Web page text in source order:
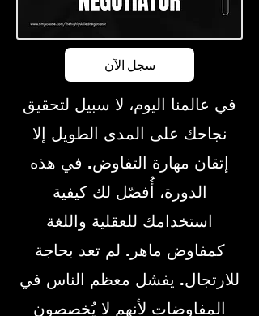
سجل الآن
في عالمنا اليوم، لا سبيل لتحقيق
نجاحك على المدى الطويل إلا
إتقان مهارة التفاوض. في هذه
الدورة، أُفصّل لك كيفية
استخدامك للعقلية واللغة
كمفاوض ماهر. لم تعد بحاجة
للارتجال. يفشل معظم الناس في
المفاوضات لأنهم لا يُخصصون